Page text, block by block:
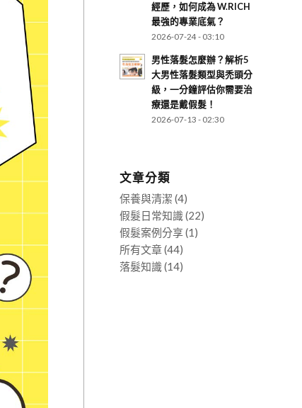
經歷，如何成為 W.RICH
最強的專業底氣？
2026-07-24 - 03:10
男性落髮怎麼辦？解析5
大男性落髮類型與禿頭分
級，一分鐘評估你需要治
療還是戴假髮！
2026-07-13 - 02:30
文章分類
保養與清潔 (4)
假髮日常知識(22)
假髮案例分享(1)
所有文章(44)
落髮知識(14)